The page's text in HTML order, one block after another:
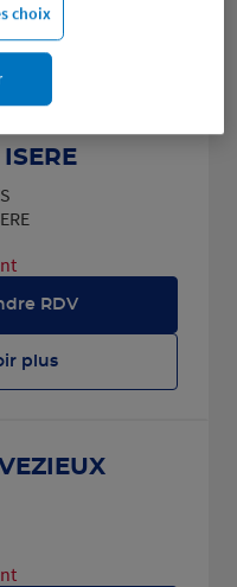
plus
RDV
plus
choix